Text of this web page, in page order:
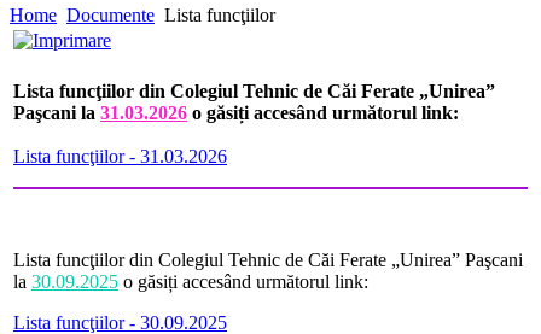
Home Documente Lista funcţiilor
Lista funcţiilor din Colegiul Tehnic de Căi Ferate „Unirea”
Paşcani la 31.03.2026 o găsiți accesând următorul link:
Lista funcţiilor - 31.03.2026
Lista funcţiilor din Colegiul Tehnic de Căi Ferate „Unirea” Paşcani
la 30.09.2025 o găsiți accesând următorul link:
Lista funcţiilor - 30.09.2025